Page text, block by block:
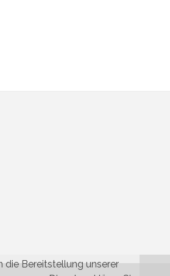
die Bereitstellung unserer